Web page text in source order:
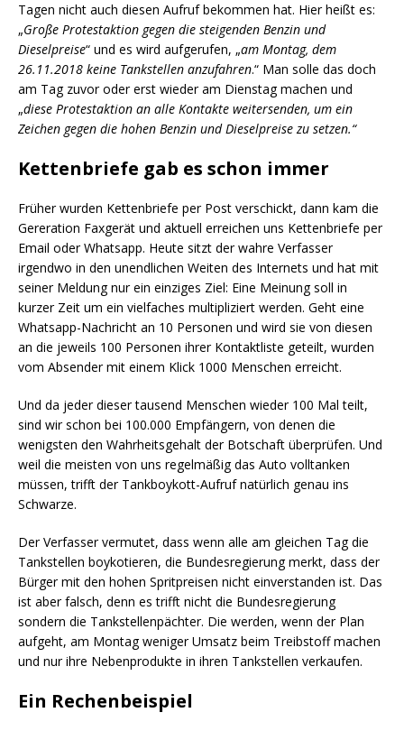
Tagen nicht auch diesen Aufruf bekommen hat. Hier heißt es:
„Große Protestaktion gegen die steigenden Benzin und
Dieselpreise“ und es wird aufgerufen, „am Montag, dem
26.11.2018 keine Tankstellen anzufahren.“ Man solle das doch
am Tag zuvor oder erst wieder am Dienstag machen und
„diese Protestaktion an alle Kontakte weitersenden, um ein
Zeichen gegen die hohen Benzin und Dieselpreise zu setzen.“
Kettenbriefe gab es schon immer
Früher wurden Kettenbriefe per Post verschickt, dann kam die
Gereration Faxgerät und aktuell erreichen uns Kettenbriefe per
Email oder Whatsapp. Heute sitzt der wahre Verfasser
irgendwo in den unendlichen Weiten des Internets und hat mit
seiner Meldung nur ein einziges Ziel: Eine Meinung soll in
kurzer Zeit um ein vielfaches multipliziert werden. Geht eine
Whatsapp-Nachricht an 10 Personen und wird sie von diesen
an die jeweils 100 Personen ihrer Kontaktliste geteilt, wurden
vom Absender mit einem Klick 1000 Menschen erreicht.
Und da jeder dieser tausend Menschen wieder 100 Mal teilt,
sind wir schon bei 100.000 Empfängern, von denen die
wenigsten den Wahrheitsgehalt der Botschaft überprüfen. Und
weil die meisten von uns regelmäßig das Auto volltanken
müssen, trifft der Tankboykott-Aufruf natürlich genau ins
Schwarze.
Der Verfasser vermutet, dass wenn alle am gleichen Tag die
Tankstellen boykotieren, die Bundesregierung merkt, dass der
Bürger mit den hohen Spritpreisen nicht einverstanden ist. Das
ist aber falsch, denn es trifft nicht die Bundesregierung
sondern die Tankstellenpächter. Die werden, wenn der Plan
aufgeht, am Montag weniger Umsatz beim Treibstoff machen
und nur ihre Nebenprodukte in ihren Tankstellen verkaufen.
Ein Rechenbeispiel